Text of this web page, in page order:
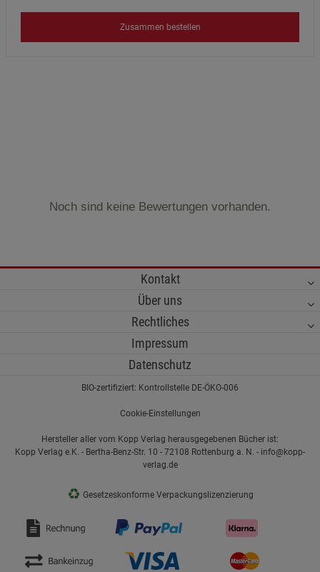
Zusammen bestellen
Noch sind keine Bewertungen vorhanden.
Kontakt
Über uns
Rechtliches
Impressum
Datenschutz
BIO-zertifiziert: Kontrollstelle DE-ÖKO-006
Cookie-Einstellungen
Hersteller aller vom Kopp Verlag herausgegebenen Bücher ist:
Kopp Verlag e.K. - Bertha-Benz-Str. 10 - 72108 Rottenburg a. N. - info@kopp-
verlag.de
♻ Gesetzeskonforme Verpackungslizenzierung